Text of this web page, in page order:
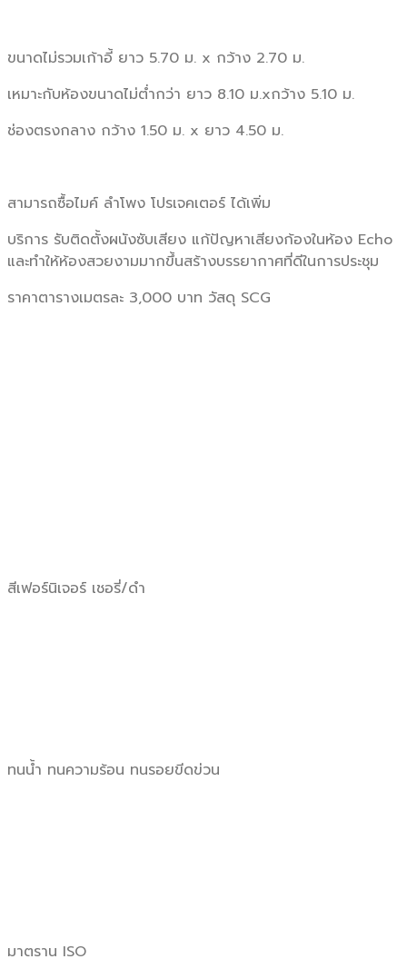
ขนาดไม่รวมเก้าอี้ ยาว 5.70 ม. x กว้าง 2.70 ม.
เหมาะกับห้องขนาดไม่ต่ำกว่า ยาว 8.10 ม.xกว้าง 5.10 ม.
ช่องตรงกลาง กว้าง 1.50 ม. x ยาว 4.50 ม.
สามารถซื้อไมค์ ลำโพง โปรเจคเตอร์ ได้เพิ่ม
บริการ รับติดตั้งผนังซับเสียง แก้ปัญหาเสียงก้องในห้อง Echo
และทำให้ห้องสวยงามมากขึ้นสร้างบรรยากาศที่ดีในการประชุม
ราคาตารางเมตรละ 3,000 บาท วัสดุ SCG
สีเฟอร์นิเจอร์ เชอรี่/ดำ
ทนน้ำ ทนความร้อน ทนรอยขีดข่วน
มาตราน ISO